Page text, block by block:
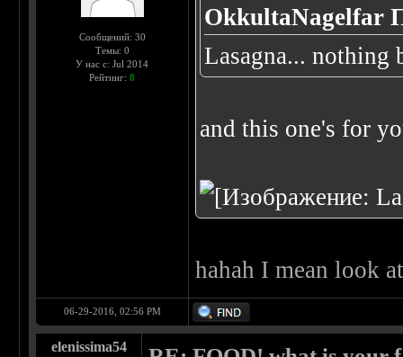
Сообщений: 30
Темы: 0
У нас с: Jul 2014
Рейтинг:8
OkkultaNagelfar
Lasagna... nothing
and this one's for
hahah I mean look
06-29-2016, 02:56 PM
elenissima54